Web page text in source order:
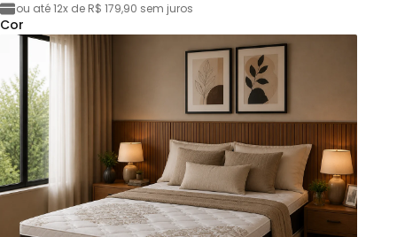
ou até12x de R$ 179,90 sem juros
Cor